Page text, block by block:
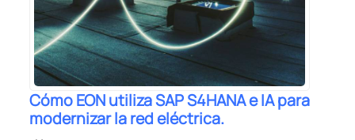
Cómo EON utiliza SAP S4HANA e IA para
modernizar la red eléctrica.